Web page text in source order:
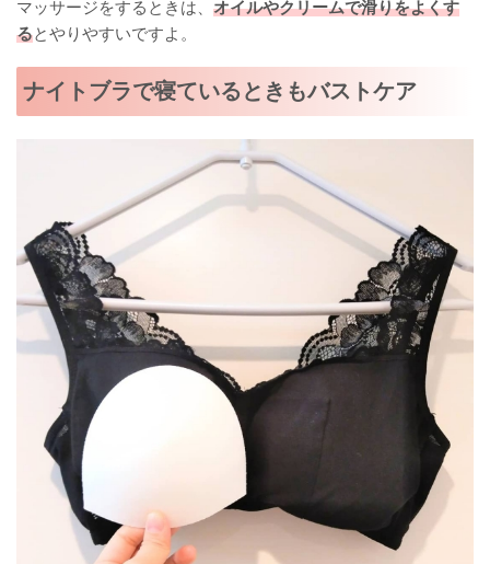
マッサージをするときは、 オイルやクリームで滑りをよくす
るとやりやすいですよ。
ナイトブラで寝ているときもバストケア